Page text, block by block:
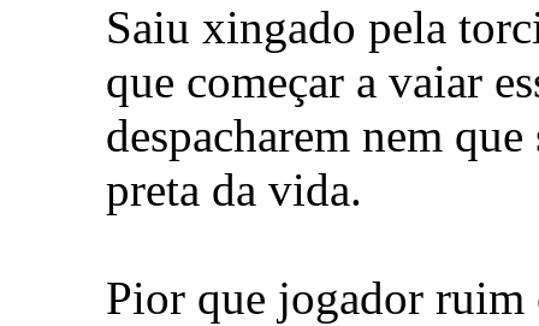
Saiu xingado pela
que começar a vaiar
despacharem nem
preta da vida.
Pior que jogador